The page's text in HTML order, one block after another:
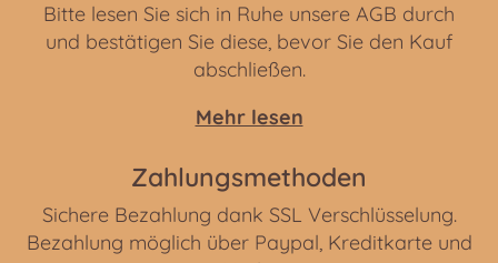
Bitte lesen Sie sich in Ruhe unsere AGB durch
und bestätigen Sie diese, bevor Sie den Kauf
abschließen.
Mehr lesen
Zahlungsmethoden
Sichere Bezahlung dank SSL Verschlüsselung.
Bezahlung möglich über Paypal, Kreditkarte und